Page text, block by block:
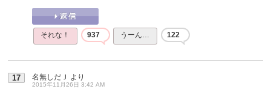
それな！ 937 うーん… 122
17 名無しだＪ より
2015年11月26日 3:42 AM